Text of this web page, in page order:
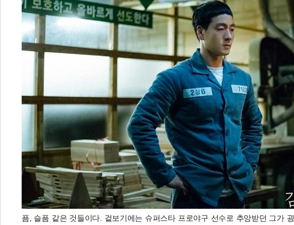
픔, 슬픔 같은 것들이다. 겉보기에는 슈퍼스타 프로야구 선수로 추앙받던 그가